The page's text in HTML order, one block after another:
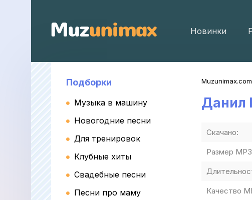
Новинки
Подборки
Музыка в машину
Новогодние песни
Для тренировок
Клубные хиты
Свадебные песни
Песни про маму
Muzunimax.com
Данил
Скачано:
Размер
Качество